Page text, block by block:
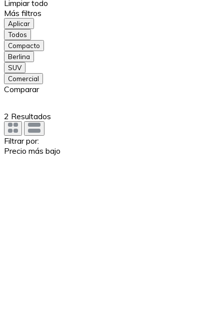
Limpiar todo
Más filtros
Aplicar
Todos
Compacto
Berlina
SUV
Comercial
Comparar
2 Resultados
Filtrar por:
Precio más bajo